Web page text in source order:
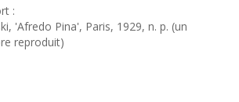
:
'Afredo Pina', Paris, 1929, n. p. (un
reproduit)